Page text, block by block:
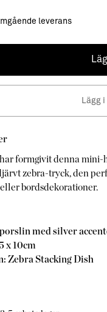
leverans
Lägg
formgivit denna
zebra-tryck, den
bordsdekorationer.
med silver
x 10cm
Zebra Stacking Dish